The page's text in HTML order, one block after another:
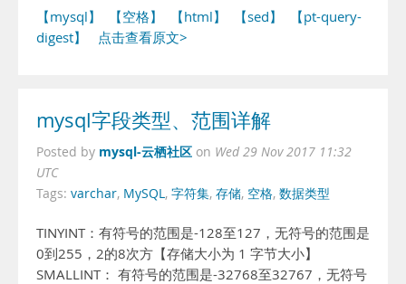
【mysql】 【空格】 【html】 【sed】
【pt-query-
digest】
点击查看原文>
mysql字段类型、范围详解
Posted by mysql-云栖社区 on Wed 29 Nov 2017 11:32
UTC
Tags: varchar, MySQL, 字符集, 存储, 空格, 数据类型
TINYINT：有符号的范围是-128至127，无符号的范围是
0到255，2的8次方【存储大小为 1 字节大小】
SMALLINT： 有符号的范围是-32768至32767，无符号